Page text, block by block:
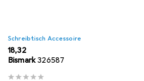
Schreibtisch Accessoire
EUR
18,32
Bismark326587